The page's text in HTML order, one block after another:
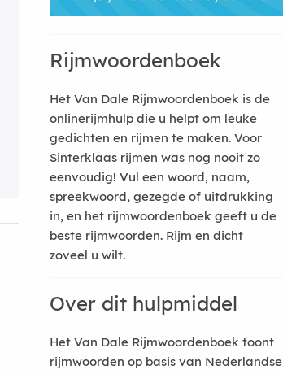
Rijmwoordenboek
Het Van Dale Rijmwoordenboek is de
onlinerijmhulp die u helpt om leuke
gedichten en rijmen te maken. Voor
Sinterklaas rijmen was nog nooit zo
eenvoudig! Vul een woord, naam,
spreekwoord, gezegde of uitdrukking
in, en het rijmwoordenboek geeft u de
beste rijmwoorden. Rijm en dicht
zoveel u wilt.
Over dit hulpmiddel
Het Van Dale Rijmwoordenboek toont
rijmwoorden op basis van Nederlandse